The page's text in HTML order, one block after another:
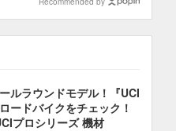
ルラウンドモデル！『UCI
ードバイクをチェック！
プロシリーズ 機材